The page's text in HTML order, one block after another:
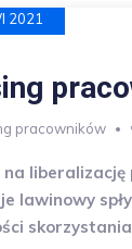
2021
pracowników
na liberalizację
lawinowy